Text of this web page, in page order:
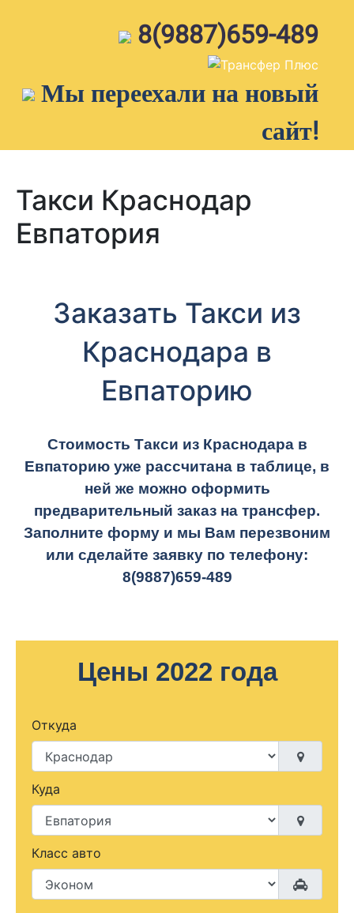
8(9887)659-489
Мы переехали на новый
сайт!
Такси Краснодар
Евпатория
Заказать Такси из
Краснодара в
Евпаторию
Стоимость Такси из Краснодара в
Евпаторию уже рассчитана в таблице, в
ней же можно оформить
предварительный заказ на трансфер.
Заполните форму и мы Вам перезвоним
или сделайте заявку по телефону:
8(9887)659-489
Цены 2022 года
Откуда
Куда
Класс авто